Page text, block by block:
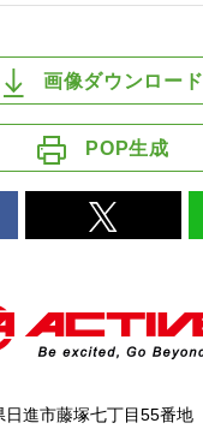
画像ダウンロード
POP生成
進市藤塚七丁目55番地